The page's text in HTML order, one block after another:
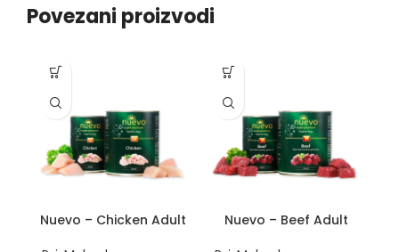
Povezani proizvodi
Nuevo – Chicken Adult
Nuevo – Beef Adult